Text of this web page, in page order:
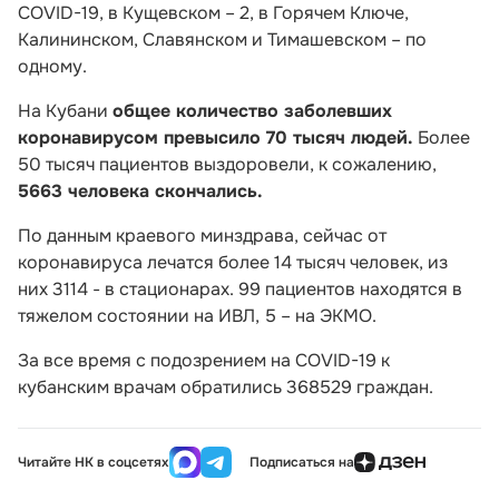
COVID-19, в Кущевском – 2, в Горячем Ключе,
Калининском, Славянском и Тимашевском – по
одному.
На Кубани общее количество заболевших
коронавирусом превысило 70 тысяч людей. Более
50 тысяч пациентов выздоровели, к сожалению,
5663 человека скончались.
По данным краевого минздрава, сейчас от
коронавируса лечатся более 14 тысяч человек, из
них 3114 - в стационарах. 99 пациентов находятся в
тяжелом состоянии на ИВЛ, 5 – на ЭКМО.
За все время с подозрением на COVID-19 к
кубанским врачам обратились 368529 граждан.
Читайте НК в соцсетях Подписаться на